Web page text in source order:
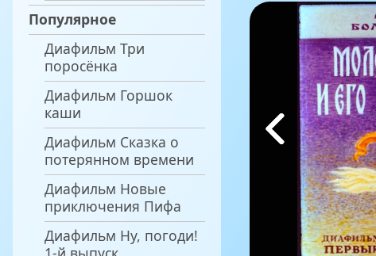
Популярное
Диафильм Три
поросёнка
Диафильм Горшок
каши
Диафильм Сказка о
потерянном времени
Диафильм Новые
приключения Пифа
Диафильм Ну, погоди!